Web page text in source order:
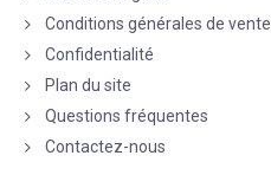
Conditions générales de vente
Confidentialité
Plan du site
Questions fréquentes
Contactez-nous